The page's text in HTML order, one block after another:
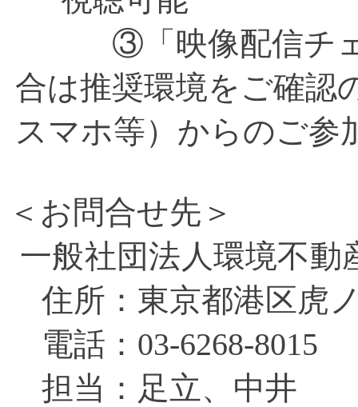
③「映像配信チェッ
合は推奨環境をご確認
スマホ等）からのご参
＜お問合せ先＞
一般社団法人環境不
住所：東京都港区虎
電話： 03-6268-8015
担当：足立、中井